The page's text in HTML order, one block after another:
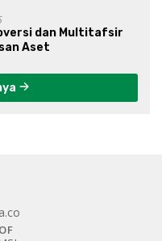
dan Multitafsir
Aset